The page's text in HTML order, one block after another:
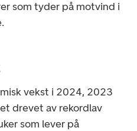
som tyder på motvind i
vekst i 2024, 2023
drevet av rekordlav
som lever på